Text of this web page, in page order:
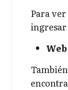
Para
ingresar